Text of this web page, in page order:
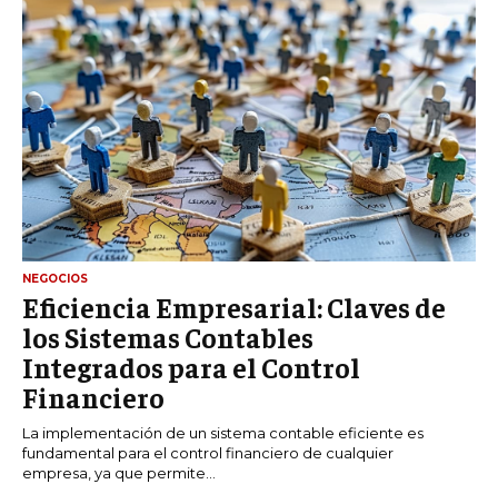
NEGOCIOS
Eficiencia Empresarial: Claves de
los Sistemas Contables
Integrados para el Control
Financiero
La implementación de un sistema contable eficiente es
fundamental para el control financiero de cualquier
empresa, ya que permite...